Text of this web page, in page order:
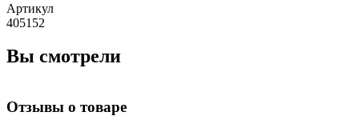
Артикул
405152
Вы смотрели
Отзывы о товаре